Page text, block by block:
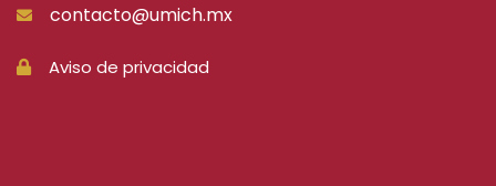
contacto@umich.mx
Aviso de privacidad